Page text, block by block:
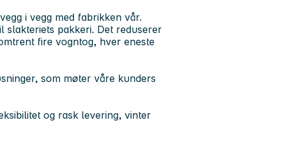
i vegg med fabrikken vår.
slakteriets pakkeri. Det reduserer
fire vogntog, hver eneste
som møter våre kunders
og rask levering, vinter